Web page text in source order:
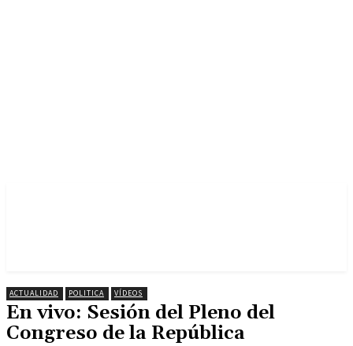
ACTUALIDAD POLITICA VÍDEOS
En vivo: Sesión del Pleno del
Congreso de la República